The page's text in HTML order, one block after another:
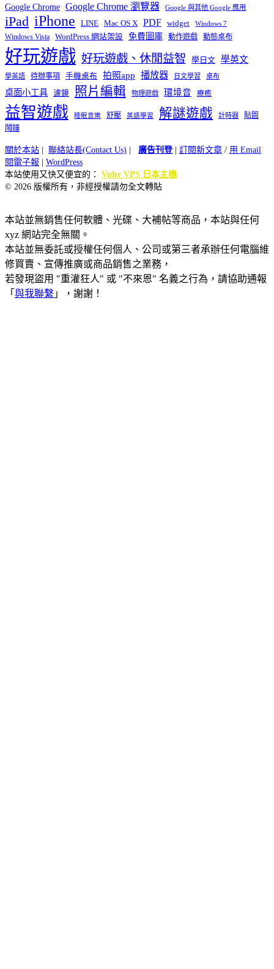
Google Chrome Google Chrome 瀏覽器 Google 與其他 Google 應用
iPad iPhone LINE Mac OS X PDF widget Windows 7
Windows Vista WordPress 網站架設 免費圖庫 動作遊戲 動態桌布
好玩遊戲 好玩遊戲、休閒益智 學日文 學英文
學英語 待辦事項 手機桌布 拍照app 播放器 日文學習 桌布
桌面小工具 濾鏡 照片編輯 物理遊戲 環境音 療癒
益智遊戲 睡眠音樂 舒壓 英語學習 解謎遊戲 計時器
貼圖
鬧鐘
關於本站 聯絡站長(Contact Us) 廣告刊登| 訂閱新文章 / 用 Email
閱電子報
WordPress
本站使用又快又便宜的： Vultr VPS 日本主機
© 2026 版權所有，非經授權請勿全文轉貼
本站並無銷售任何軟體、光碟、大補帖等商品，本站與任何
xyz 網站完全無關。
本站並無委託或授權任何個人、公司或第三者承辦任何電腦維
修買賣、宣傳推廣或商品銷售之業務，
若發現盜用 "重灌狂人" 或 "不來恩" 名義之行為，請協助通報
「 與我聯繫 」，謝謝！